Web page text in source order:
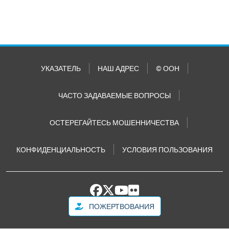
УКАЗАТЕЛЬ НАШ АДРЕС © ООН
ЧАСТО ЗАДАВАЕМЫЕ ВОПРОСЫ
ОСТЕРЕГАЙТЕСЬ МОШЕННИЧЕСТВА
КОНФИДЕНЦИАЛЬНОСТЬ УСЛОВИЯ ПОЛЬЗОВАНИЯ
ПОЖЕРТВОВАНИЯ